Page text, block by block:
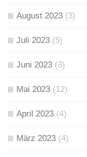
August 2023 (3)
Juli 2023 (5)
Juni 2023 (3)
Mai 2023 (12)
April 2023 (4)
März 2023 (4)